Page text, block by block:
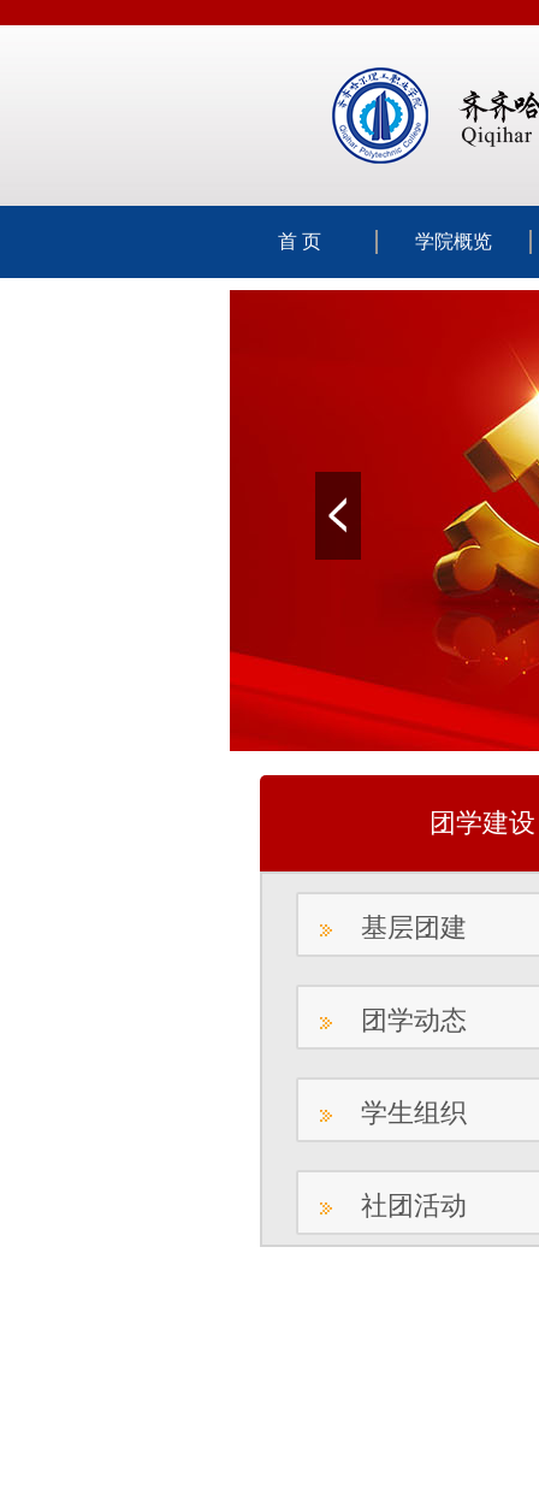
首 页 学院概览
团学建设
基层团建
团学动态
学生组织
社团活动